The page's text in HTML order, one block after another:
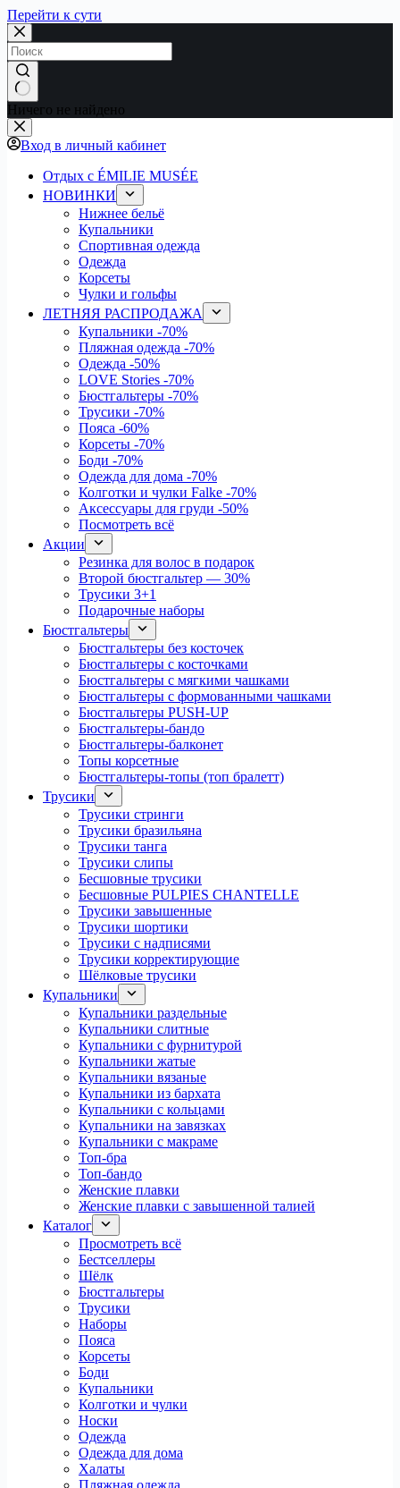
Перейти к сути
Ничего не найдено
Вход в личный кабинет
Отдых с ÉMILIE MUSÉE
НОВИНКИ
Нижнее бельё
Купальники
Спортивная одежда
Одежда
Корсеты
Чулки и гольфы
ЛЕТНЯЯ РАСПРОДАЖА
Купальники -70%
Пляжная одежда -70%
Одежда -50%
LOVE Stories -70%
Бюстгальтеры -70%
Трусики -70%
Пояса -60%
Корсеты -70%
Боди -70%
Одежда для дома -70%
Колготки и чулки Falke -70%
Аксессуары для груди -50%
Посмотреть всё
Акции
Резинка для волос в подарок
Второй бюстгальтер — 30%
Трусики 3+1
Подарочные наборы
Бюстгальтеры
Бюстгальтеры без косточек
Бюстгальтеры с косточками
Бюстгальтеры с мягкими чашками
Бюстгальтеры с формованными чашками
Бюстгальтеры PUSH-UP
Бюстгальтеры-бандо
Бюстгальтеры-балконет
Топы корсетные
Бюстгальтеры-топы (топ бралетт)
Трусики
Трусики стринги
Трусики бразильяна
Трусики танга
Трусики слипы
Бесшовные трусики
Бесшовные PULPIES CHANTELLE
Трусики завышенные
Трусики шортики
Трусики с надписями
Трусики корректирующие
Шёлковые трусики
Купальники
Купальники раздельные
Купальники слитные
Купальники с фурнитурой
Купальники жатые
Купальники вязаные
Купальники из бархата
Купальники с кольцами
Купальники на завязках
Купальники с макраме
Топ-бра
Топ-бандо
Женские плавки
Женские плавки с завышенной талией
Каталог
Просмотреть всё
Бестселлеры
Шёлк
Бюстгальтеры
Трусики
Наборы
Пояса
Корсеты
Боди
Купальники
Колготки и чулки
Носки
Одежда
Одежда для дома
Халаты
Пляжная одежда